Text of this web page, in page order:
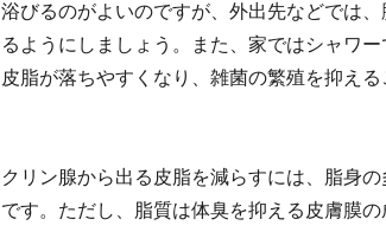
びるのがよいのですが、外出先などでは
ようにしましょう。また、家ではシャワ
脂が落ちやすくなり、雑菌の繁殖を抑える
リン腺から出る皮脂を減らすには、脂身
す。ただし、脂質は体臭を抑える皮膚膜